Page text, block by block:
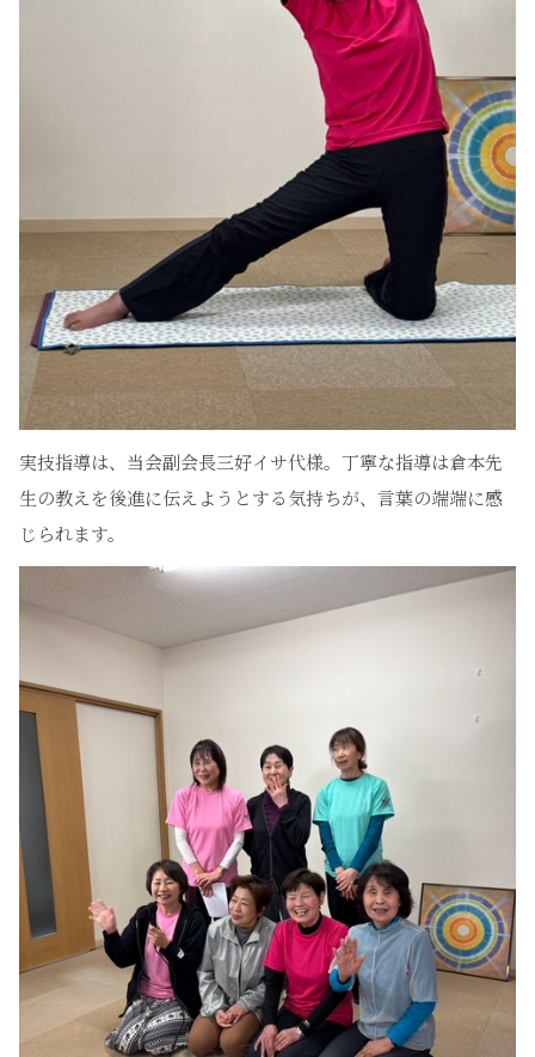
実技指導は、当会副会長三好イサ代様。丁寧な指導は倉本先
生の教えを後進に伝えようとする気持ちが、言葉の端端に感
じられます。